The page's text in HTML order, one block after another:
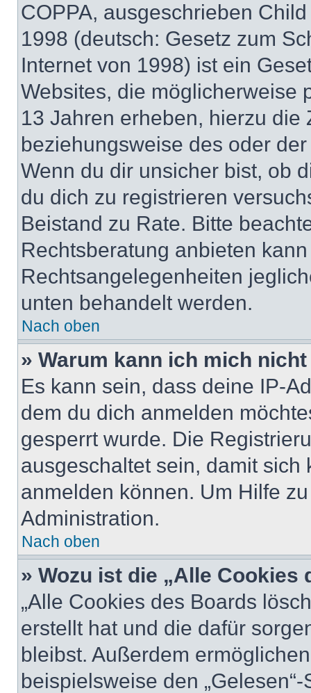
COPPA, ausgeschrieben
1998 (deutsch: Gesetz zum
Internet von 1998) ist ein
Websites, die möglicherweise
13 Jahren erheben, hierzu die
beziehungsweise des oder
Wenn du dir unsicher bist, ob
du dich zu registrieren
Beistand zu Rate. Bitte
Rechtsberatung anbieten
Rechtsangelegenheiten
unten behandelt werden.
Nach oben
» Warum kann ich mich
Es kann sein, dass deine IP-
dem du dich anmelden
gesperrt wurde. Die
ausgeschaltet sein, damit
anmelden können. Um Hilfe
Administration.
Nach oben
» Wozu ist die „Alle
„Alle Cookies des Boards
erstellt hat und die dafür
bleibst. Außerdem
beispielsweise den